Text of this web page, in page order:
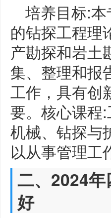
培养目标:
的钻探工程理
产勘探和岩土
集、整理和报
工作，具有创
要。核心课程
机械、钻探与
以从事管理工
二、2024
好